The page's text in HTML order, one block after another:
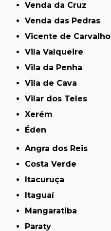
Venda da Cruz
Venda das Pedras
Vicente de Carvalho
Vila Valqueire
Vila da Penha
Vila de Cava
Vilar dos Teles
Xerém
Éden
Angra dos Reis
Costa Verde
Itacuruça
Itaguaí
Mangaratiba
Paraty